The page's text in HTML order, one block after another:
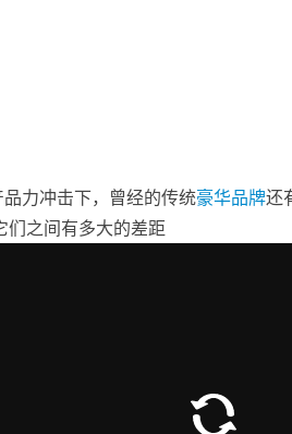
力冲击下，曾经的传统豪华品牌还
们之间有多大的差距